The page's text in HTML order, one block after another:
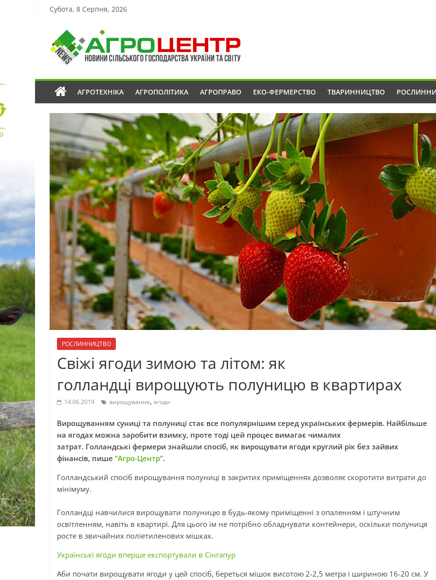
Субота, 8 Серпня, 2026
АГРОТЕХНІКА АГРОПОЛІТИКА АГРОПРАВО ЕКО-ФЕРМЕРСТВО ТВАРИННИЦТВО
РОСЛИННИЦТВО
Свіжі ягоди зимою та літом: як
голландці вирощують полуницю в квартирах
14.06.2019 вирощування, ягоди
Вирощуванням суниці та полуниці стає все популярнішим серед українських фермерів. Найбільше
на ягодах можна заробити взимку, проте тоді цей процес вимагає чималих
затрат. Голландські фермери знайшли спосіб, як вирощувати ягоди круглий рік без зайвих
фінансів, пише “Агро-Центр”.
Голландський спосіб вирощування полуниці в закритих приміщеннях дозволяє скоротити витрати до
мінімуму.
Голландці навчилися вирощувати полуницю в будь-якому приміщенні з опаленням і штучним
освітленням, навіть в квартирі. Для цього їм не потрібно обладнувати контейнери, оскільки полуниця
росте в звичайних поліетиленових мішках.
Українські ягоди вперше експортували в Сінгапур
Аби почати вирощувати ягоди у цей спосіб, береться мішок висотою 2-2,5 метра і шириною 16-20 см. У